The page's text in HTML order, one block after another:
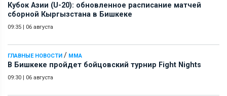
Кубок Азии (U-20): обновленное расписание матчей
сборной Кыргызстана в Бишкеке
09:35 | 06 августа
ГЛАВНЫЕ НОВОСТИ / ММА
В Бишкеке пройдет бойцовский турнир Fight Nights
09:30 | 06 августа